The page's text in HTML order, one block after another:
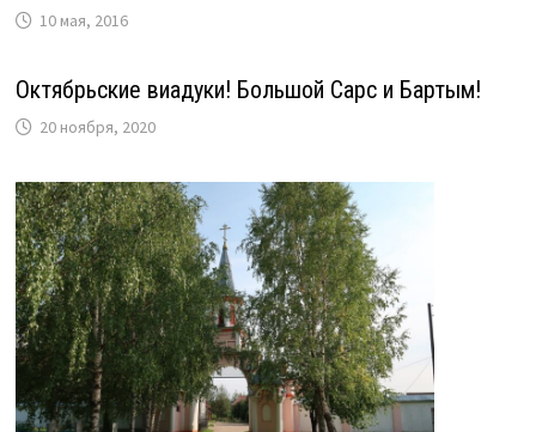
10 мая, 2016
Октябрьские виадуки! Большой Сарс и Бартым!
20 ноября, 2020